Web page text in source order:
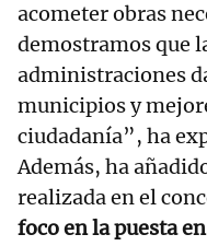
acometer obras
demostramos que
administraciones
municipios y
ciudadanía”, ha
Además, ha
realizada en el
foco en la puesta